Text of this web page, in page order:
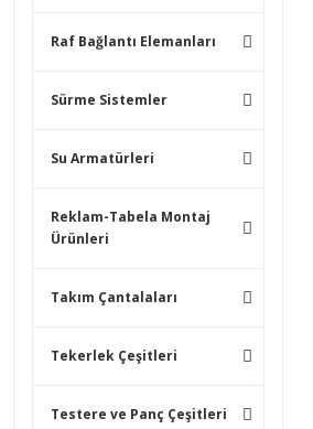
Raf Bağlantı Elemanları
Sürme Sistemler
Su Armatürleri
Reklam-Tabela Montaj
Ürünleri
Takım Çantalaları
Tekerlek Çeşitleri
Testere ve Panç Çeşitleri